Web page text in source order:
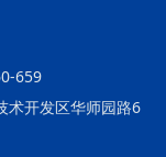
659
术开发区华师园路6